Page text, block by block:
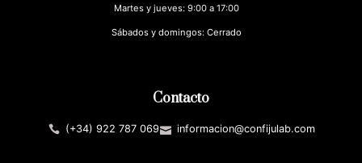
Martes y jueves: 9:00 a 17:00
Sábados y domingos: Cerrado
Contacto
(+34) 922 787 069 informacion@confijulab.com